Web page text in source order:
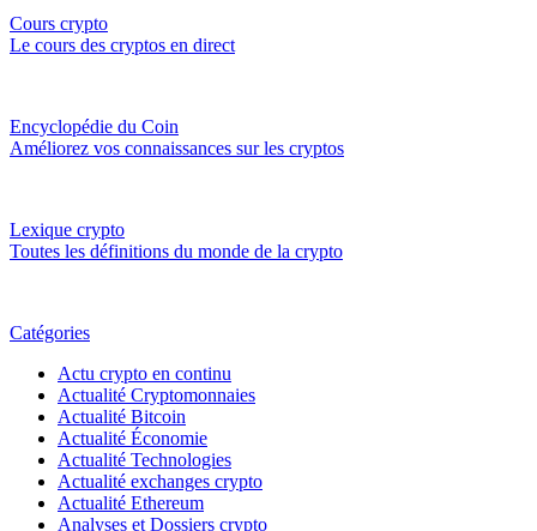
Cours crypto
Le cours des cryptos en direct
Encyclopédie du Coin
Améliorez vos connaissances sur les cryptos
Lexique crypto
Toutes les définitions du monde de la crypto
Catégories
Actu crypto en continu
Actualité Cryptomonnaies
Actualité Bitcoin
Actualité Économie
Actualité Technologies
Actualité exchanges crypto
Actualité Ethereum
Analyses et Dossiers crypto